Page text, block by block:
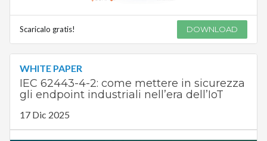
Scaricalo gratis! DOWNLOAD
WHITE PAPER
IEC 62443-4-2: come mettere in sicurezza
gli endpoint industriali nell’era dell’IoT
17 Dic 2025